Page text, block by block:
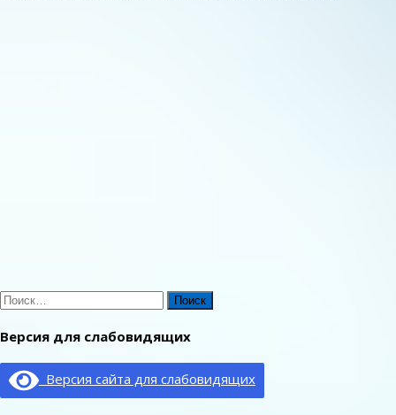
Найти:
Версия для слабовидящих
Версия сайта для слабовидящих